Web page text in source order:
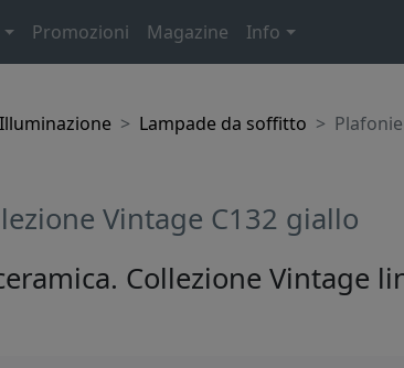
Promozioni Magazine Info
Illuminazione Lampade da soffitto
Vintage C132 giallo
Collezione Vintage